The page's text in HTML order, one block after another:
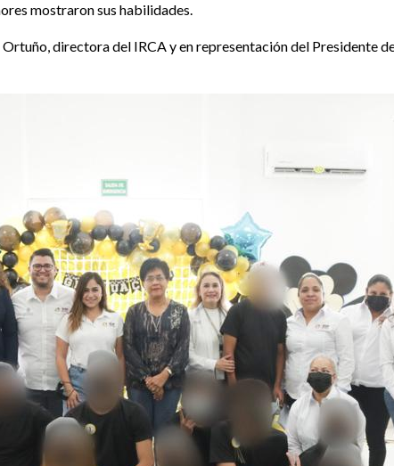
mostraron sus habilidades.
directora del IRCA y en representación del Presidente